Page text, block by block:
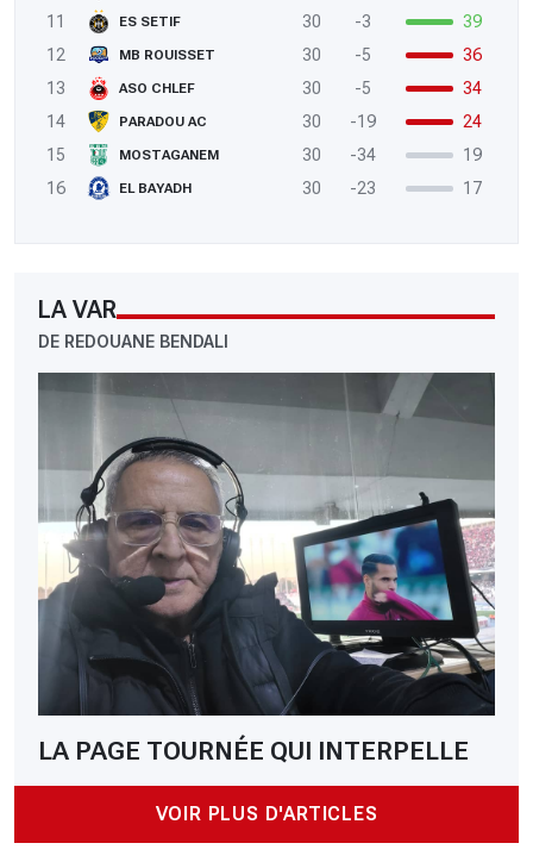
11
ES SETIF 30 -3
39
12
MB ROUISSET 30 -5
36
13
ASO CHLEF 30 -5
34
14
PARADOU AC 30 -19
24
15
MOSTAGANEM 30 -34
19
16
EL BAYADH 30 -23 17
LA VAR
DE REDOUANE BENDALI
LA PAGE TOURNÉE QUI INTERPELLE
VOIR PLUS D'ARTICLES